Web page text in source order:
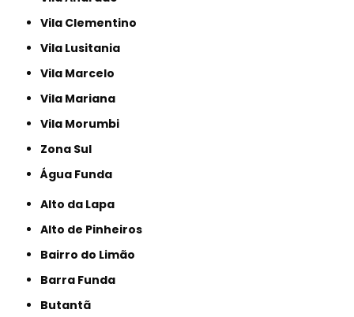
Vila Clementino
Vila Lusitania
Vila Marcelo
Vila Mariana
Vila Morumbi
Zona Sul
Água Funda
Alto da Lapa
Alto de Pinheiros
Bairro do Limão
Barra Funda
Butantã